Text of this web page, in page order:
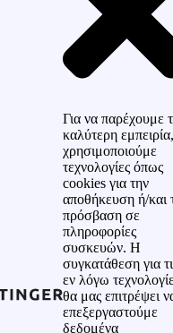
Για να παρέχουμε
καλύτερη εμπειρία,
χρησιμοποιούμε
τεχνολογίες όπως
cookies για την
αποθήκευση ή/και
πρόσβαση σε
πληροφορίες
συσκευών. Η
συγκατάθεση για
εν λόγω
θα μας επιτρέψει
επεξεργαστούμε
δεδομένα